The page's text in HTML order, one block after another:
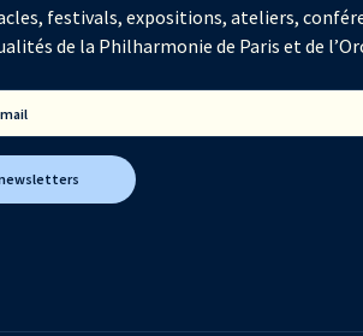
festivals, expositions, ateliers,
de la Philharmonie de Paris et de